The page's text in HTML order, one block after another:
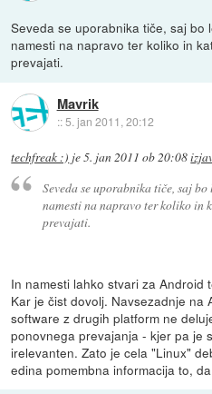
Seveda se uporabnika tiče, saj bo
namesti na napravo ter koliko in
prevajati.
Mavrik
::5. jan 2011, 20:12
techfreak :) je5. jan 2011 ob 20:08
Seveda se uporabnika tiče, saj
namesti na napravo ter koliko in
prevajati.
In namesti lahko stvari za Android
Kar je čist dovolj. Navsezadnje na
software z drugih platform ne
ponovnega prevajanja - kjer pa je
irelevanten. Zato je cela "Linux"
edina pomembna informacija to,